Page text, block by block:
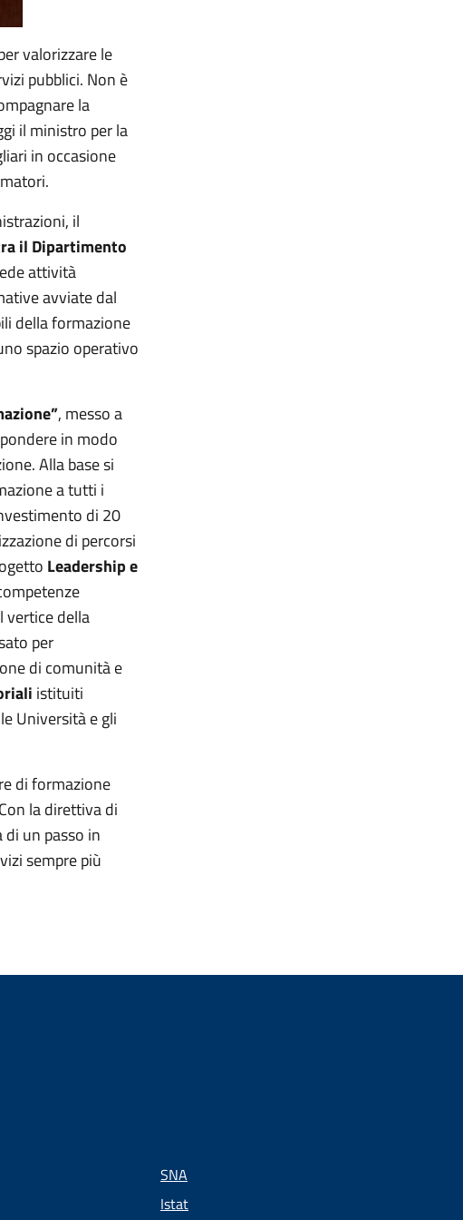
valorizzare le
pubblici. Non è
la
il ministro per la
in occasione
il
il Dipartimento
attività
avviate dal
della formazione
spazio operativo
, messo a
in modo
Alla base si
a tutti i
di 20
di percorsi
Leadership e
vertice della
per
di comunità e
istituiti
Università e gli
di formazione
la direttiva di
un passo in
sempre più
SNA
Istat